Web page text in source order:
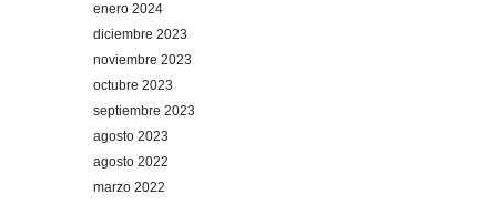
enero 2024
diciembre 2023
noviembre 2023
octubre 2023
septiembre 2023
agosto 2023
agosto 2022
marzo 2022